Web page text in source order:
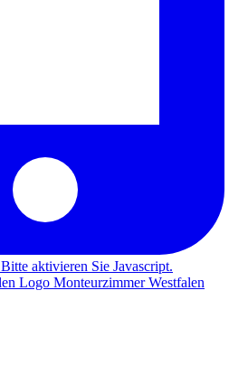
Bitte aktivieren Sie Javascript.
Monteurzimmer Westfalen